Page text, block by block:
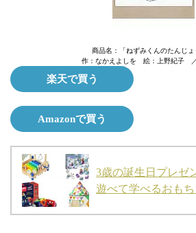
商品名：「ねずみくんのたんじょ
作：なかえよしを 絵：上野紀子
楽天で買う
Amazonで買う
3歳の誕生日プレゼ
遊べて学べるおも